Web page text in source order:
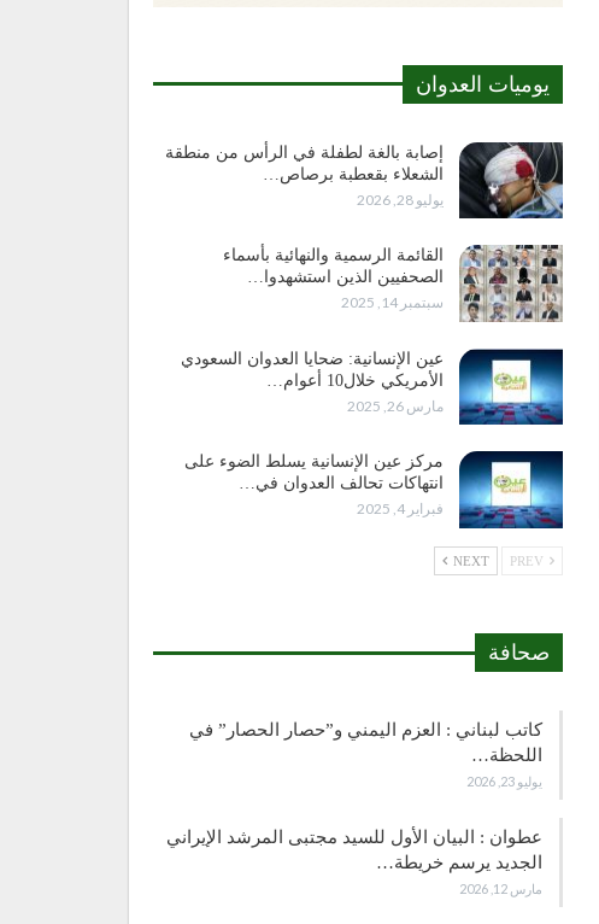
يوميات العدوان
إصابة بالغة لطفلة في الرأس من منطقة
الشعلاء بقعطبة برصاص…
يوليو 28, 2026
القائمة الرسمية والنهائية بأسماء
الصحفيين الذين استشهدوا…
سبتمبر 14, 2025
عين الإنسانية: ضحايا العدوان السعودي
الأمريكي خلال10 أعوام…
مارس 26, 2025
مركز عين الإنسانية يسلط الضوء على
انتهاكات تحالف العدوان في…
فبراير 4, 2025
NEXT
صحافة
كاتب لبناني : العزم اليمني و”حصار الحصار” في
اللحظة…
يوليو 23, 2026
عطوان : البيان الأول للسيد مجتبى المرشد الإيراني
الجديد يرسم خريطة…
مارس 12, 2026